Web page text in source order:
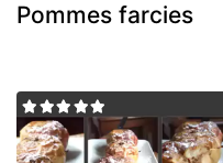
Pommes farcies